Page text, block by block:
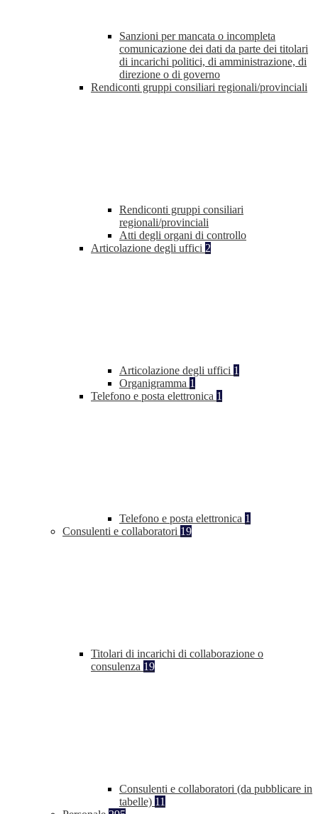
Sanzioni per mancata o incompleta
comunicazione dei dati da parte dei titolari
di incarichi politici, di amministrazione, di
direzione o di governo
Rendiconti gruppi consiliari regionali/provinciali
Rendiconti gruppi consiliari
regionali/provinciali
Atti degli organi di controllo
Articolazione degli uffici 2
Articolazione degli uffici 1
Organigramma 1
Telefono e posta elettronica 1
Telefono e posta elettronica 1
Consulenti e collaboratori 19
Titolari di incarichi di collaborazione o
consulenza 19
Consulenti e collaboratori (da pubblicare in
tabelle) 11